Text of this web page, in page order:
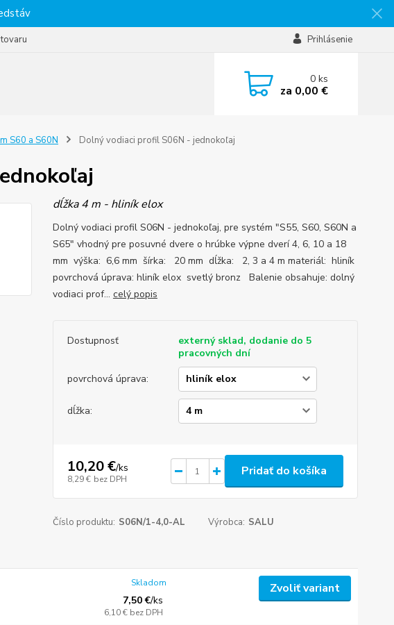
Prihlásenie
0ks
za 0,00 €
S60 a S60N Dolný vodiaci profil S06N - jednokoľaj
dĺžka 4 m - hliník elox
Dolný vodiaci profil S06N - jednokoľaj, pre systém "S55, S60, S60N a
S65" vhodný pre posuvné dvere o hrúbke výpne dverí 4, 6, 10 a 18
mm výška: 6,6 mm šírka: 20 mm dĺžka: 2, 3 a 4 m materiál: hliník
povrchová úprava: hliník elox svetlý bronz Balenie obsahuje: dolný
vodiaci prof... celý popis
Dostupnosť
externý sklad, dodanie do 5
pracovných dní
povrchová úprava:
dĺžka:
10,20 €/ks
8,29 € bez DPH
Pridať do košíka
Číslo produktu: S06N/1-4,0-AL Výrobca: SALU
7,50 €/ks
6,10 € bez DPH
Skladom Zvoliť variant